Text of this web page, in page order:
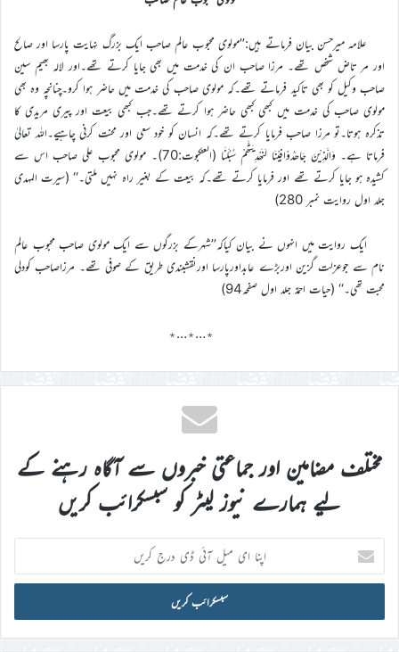
علامہ میرحسن بیان فرماتے ہیں:’’مولوی محبوب عالم صاحب ایک بزرگ نہایت پارسا اور صالح
اور مر تاض شخص تھے۔ مرزا صاحب ان کی خدمت میں بھی جایا کرتے تھے۔اور لالہ بھیم سین
صاحب وکیل کو بھی تاکید فرماتے تھے۔کہ مولوی صاحب کی خدمت میں حاضر ہوا کرو۔چنانچہ وہ بھی
مولوی صاحب کی خدمت میں کبھی کبھی حاضر ہوا کرتے تھے۔جب کبھی بیعت اور پیری مریدی کا
تذکرہ ہوتا۔تو مرزا صاحب فرمایا کرتے تھے۔کہ انسان کو خود سعی اور محنت کرنی چاہیے۔اللہ تعالیٰ
فرماتا ہے۔ وَالَّذِیْنَ جَاھَدُوْافِیْنَا لَنَھْدِیَنَّھُمْ سُبُلَنَا (العنکبوت:70)۔ مولوی محبوب علی صاحب اس سے
کشیدہ ہو جایا کرتے تھے اور فرمایا کرتے تھے۔کہ بیعت کے بغیر راہ نہیں ملتی۔‘‘ (سیرت المہدی
جلد اول روایت نمبر 280)
ایک روایت میں انہوں نے بیان کیاکہ’’شہرکے بزرگوں سے ایک مولوی صاحب محبوب عالم
نام سے جوعزلت گزین اوربڑے عابداورپارسا اورنقشبندی طریق کے صوفی تھے۔ مرزاصاحب کودلی
محبت تھی۔‘‘ (حیات احمدؑ جلد اول صفحہ94)
٭…٭…٭
مختلف مضامین اور جماعتی خبروں سے آگاہ رہنے کے
لیے ہمارے نیوز لیٹر کو سبسکرائب کریں
اپنا
ای
میل
ڈی
درج